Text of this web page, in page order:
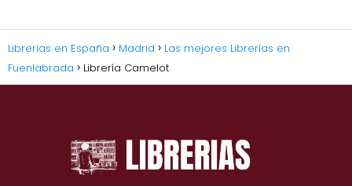
Librerias en España Madrid
Las mejores Librerías en
Fuenlabrada
Librería Camelot